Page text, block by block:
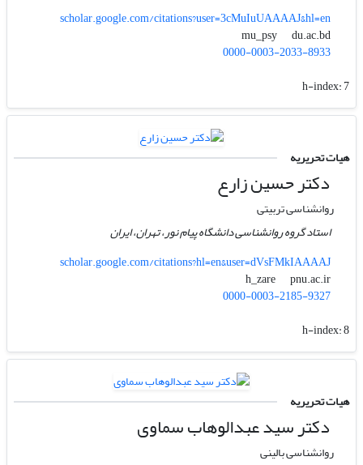
scholar.google.com/citations?user=3cMuIuUAAAAJ&hl=en
mu_psy
du.ac.bd
0000-0003-2033-8933
h-index:7
هیات تحریریه
دکتر حسین زارع
روانشناسی تربیتی
استاد گروه روانشناسی دانشگاه پیام نور، تهران، ایران
scholar.google.com/citations?hl=en&user=dVsFMkIAAAAJ
h_zare
pnu.ac.ir
0000-0003-2185-9327
h-index:8
هیات تحریریه
دکتر سید عبدالوهاب سماوی
روانشناسی بالینی